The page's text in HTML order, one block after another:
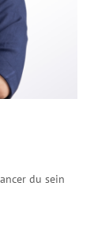
du sein